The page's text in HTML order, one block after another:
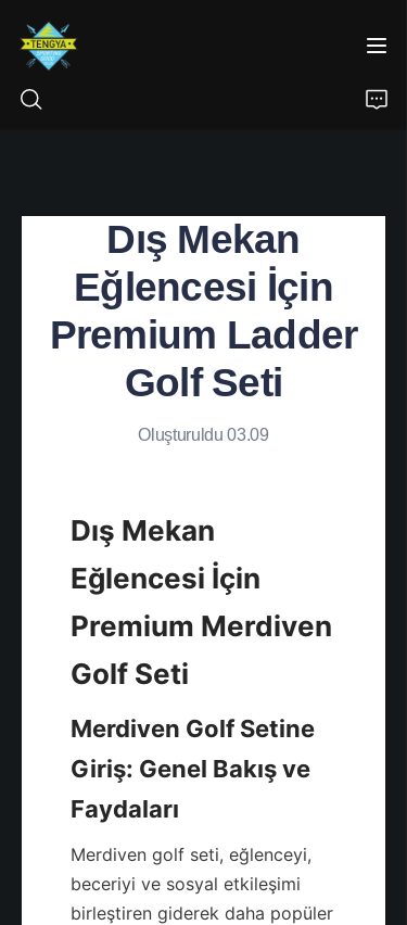
Dış Mekan
Eğlencesi İçin
Premium Ladder
Golf Seti
Oluşturuldu 03.09
Dış Mekan
Eğlencesi İçin
Premium Merdiven
Merdiven Golf Setine
Giriş: Genel Bakış ve
Merdiven golf seti, eğlenceyi,
beceriyi ve sosyal etkileşimi
birleştiren giderek daha popüler
ÜRÜNLER
HAKKIMIZDA